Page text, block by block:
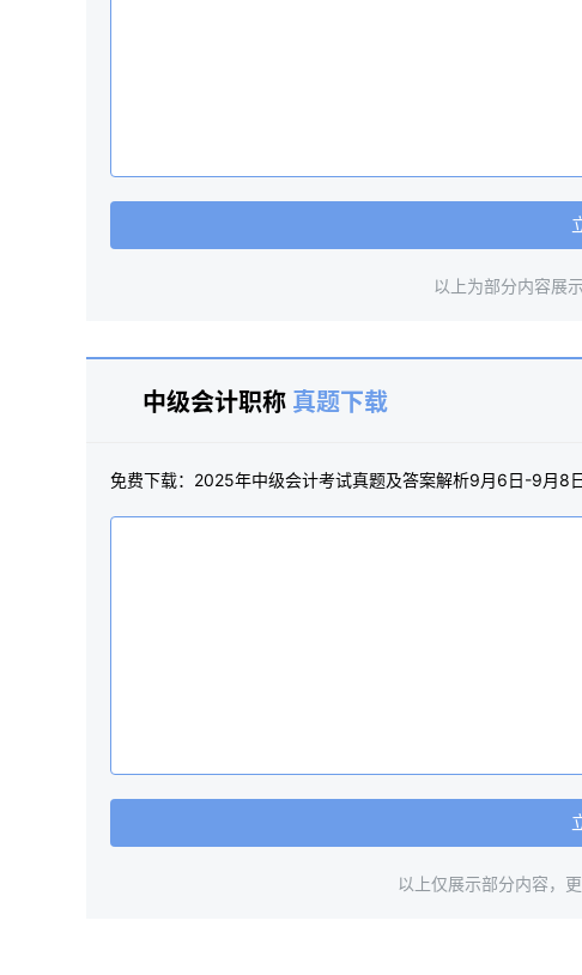
以上为部分内容展
中级会计职称 真题下载
免费下载：2025年中级会计考试真题及答案解析9月6日-9月8
以上仅展示部分内容，